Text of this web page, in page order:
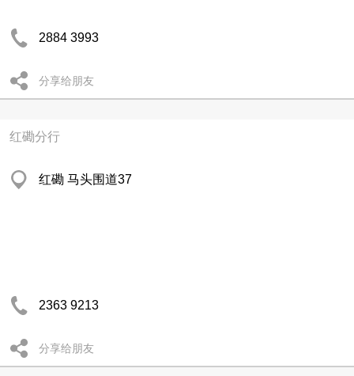
2884 3993
分享给朋友
红磡分行
红磡 马头围道37
2363 9213
分享给朋友